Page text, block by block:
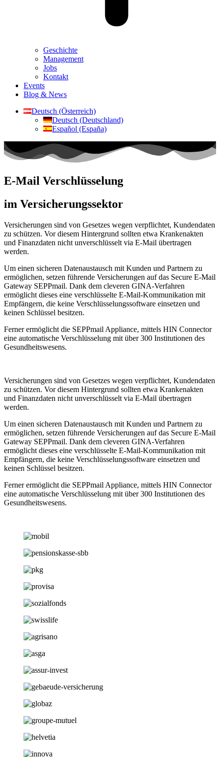
Geschichte
Management
Jobs
Kontakt
Events
Blog & News
Deutsch (Österreich)
Deutsch (Deutschland)
Español (España)
E-Mail Verschlüsselung
im Versicherungssektor
Versicherungen sind von Gesetzes wegen verpflichtet, Kundendaten
zu schützen. Vor diesem Hintergrund sollten etwa Krankenakten
und Finanzdaten nicht unverschlüsselt via E-Mail übertragen
werden.
Um einen sicheren Datenaustausch mit Kunden und Partnern zu
ermöglichen, setzen führende Versicherungen auf das Secure E-Mail
Gateway SEPPmail. Dank dem cleveren GINA-Verfahren
ermöglicht dieses eine verschlüsselte E-Mail-Kommunikation mit
Empfängern, die keine Verschlüsselungssoftware einsetzen und
keinen Schlüssel besitzen.
Ferner ermöglicht die SEPPmail Appliance, mittels HIN Connector
eine automatische Verschlüsselung mit über 300 Institutionen des
Gesundheitswesens.
Versicherungen sind von Gesetzes wegen verpflichtet, Kundendaten
zu schützen. Vor diesem Hintergrund sollten etwa Krankenakten
und Finanzdaten nicht unverschlüsselt via E-Mail übertragen
werden.
Um einen sicheren Datenaustausch mit Kunden und Partnern zu
ermöglichen, setzen führende Versicherungen auf das Secure E-Mail
Gateway SEPPmail. Dank dem cleveren GINA-Verfahren
ermöglicht dieses eine verschlüsselte E-Mail-Kommunikation mit
Empfängern, die keine Verschlüsselungssoftware einsetzen und
keinen Schlüssel besitzen.
Ferner ermöglicht die SEPPmail Appliance, mittels HIN Connector
eine automatische Verschlüsselung mit über 300 Institutionen des
Gesundheitswesens.